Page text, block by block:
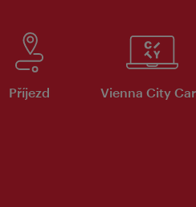
Příjezd Vienna City